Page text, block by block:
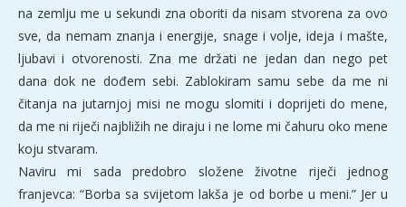
na zemlju me u sekundi zna oboriti da nisam stvorena za ovo
sve, da nemam znanja i energije, snage i volje, ideja i mašte,
ljubavi i otvorenosti. Zna me držati ne jedan dan nego pet
dana dok ne dođem sebi. Zablokiram samu sebe da me ni
čitanja na jutarnjoj misi ne mogu slomiti i doprijeti do mene,
da me ni riječi najbližih ne diraju i ne lome mi čahuru oko mene
koju stvaram.
Naviru mi sada predobro složene životne riječi jednog
franjevca: “Borba sa svijetom lakša je od borbe u meni.” Jer u